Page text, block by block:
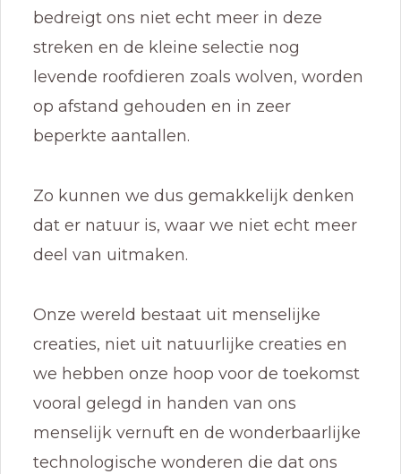
bedreigt ons niet echt meer in deze
streken en de kleine selectie nog
levende roofdieren zoals wolven, worden
op afstand gehouden en in zeer
beperkte aantallen.
Zo kunnen we dus gemakkelijk denken
dat er natuur is, waar we niet echt meer
deel van uitmaken.
Onze wereld bestaat uit menselijke
creaties, niet uit natuurlijke creaties en
we hebben onze hoop voor de toekomst
vooral gelegd in handen van ons
menselijk vernuft en de wonderbaarlijke
technologische wonderen die dat ons